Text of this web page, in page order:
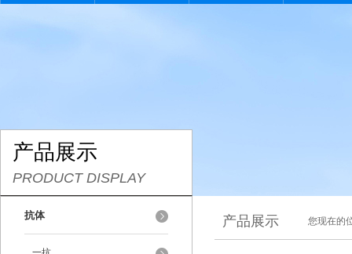
产品展示
PRODUCT DISPLAY
抗体 产品展示 您现在的